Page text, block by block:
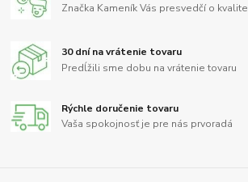
Značka Kameník Vás presvedčí o kvalite
30 dní na vrátenie tovaru
Predĺžili sme dobu na vrátenie tovaru
Rýchle doručenie tovaru
Vaša spokojnosť je pre nás prvoradá